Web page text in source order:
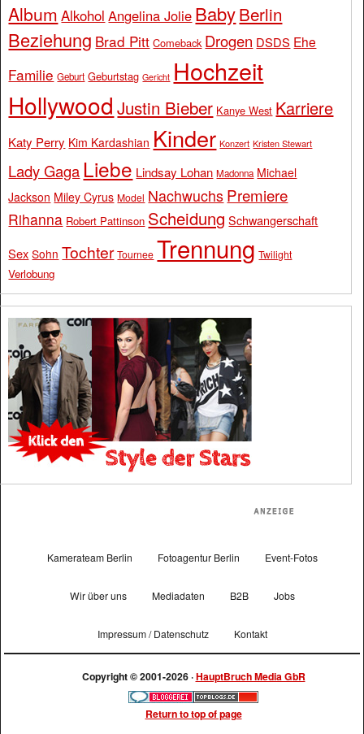
Album Alkohol Angelina Jolie BabyBerlin
Beziehung Brad Pitt Comeback Drogen DSDS Ehe
Familie Geburt Geburtstag Gericht Hochzeit
Hollywood Justin Bieber Kanye West Karriere
Katy Perry Kim Kardashian Kinder Konzert Kristen Stewart
Lady Gaga Liebe Lindsay Lohan Madonna Michael
Jackson Miley Cyrus Model Nachwuchs Premiere
Rihanna Robert Pattinson Scheidung Schwangerschaft
Sex Sohn Tochter Tournee Trennung Twilight
Verlobung
Kamerateam Berlin Fotoagentur Berlin Event-Fotos
Wir über uns Mediadaten B2B Jobs
Impressum / Datenschutz Kontakt
Copyright © 2001-2026 ·HauptBruch Media GbR
Return to top of page